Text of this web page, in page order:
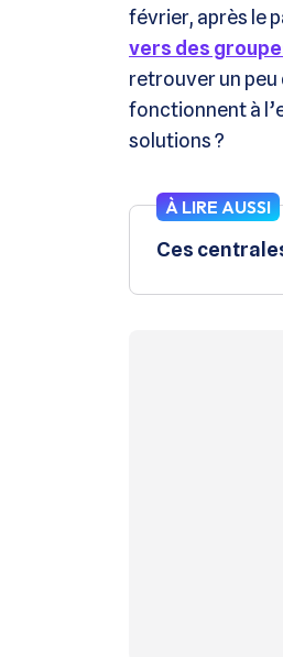
février, après le
vers des
retrouver un peu
fonctionnent à
solutions ?
À LIRE AUSSI
Ces